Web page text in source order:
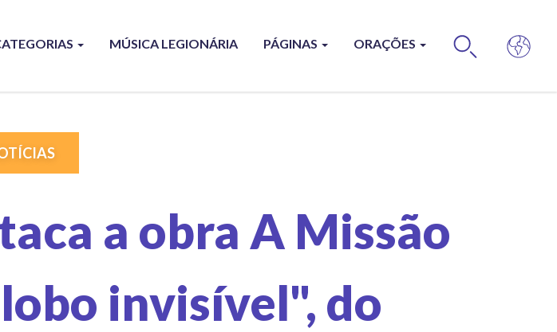
MÚSICA LEGIONÁRIA PÁGINAS ORAÇÕES
a obra A Missão
invisível", do